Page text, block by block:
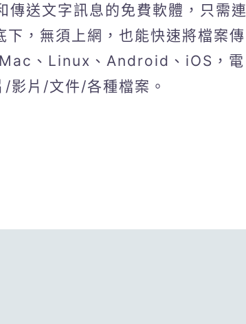
送文字訊息的免費軟體，只需連
，無須上網，也能快速將檔案傳
、Linux、Android、iOS，電
影片/文件/各種檔案。